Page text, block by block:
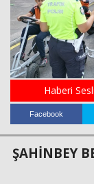
Haberi
Facebook
ŞAHİNBEY